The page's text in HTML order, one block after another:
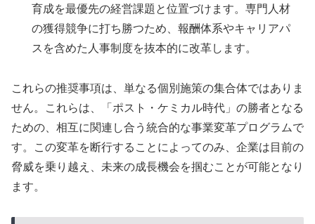
育成を最優先の経営課題と位置づけます。専門人材
の獲得競争に打ち勝つため、報酬体系やキャリアパ
スを含めた人事制度を抜本的に改革します。
これらの推奨事項は、単なる個別施策の集合体ではありま
せん。これらは、「ポスト・ケミカル時代」の勝者となる
ための、相互に関連し合う統合的な事業変革プログラムで
す。この変革を断行することによってのみ、企業は目前の
脅威を乗り越え、未来の成長機会を掴むことが可能となり
ます。